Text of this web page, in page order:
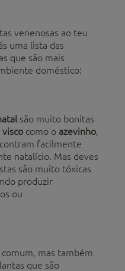
venenosas ao teu
uma lista das
que são mais
doméstico:
são muito bonitas
visco como o azevinho,
facilmente
natalício. Mas deves
são muito tóxicas
produzir
ou
mas também
que são